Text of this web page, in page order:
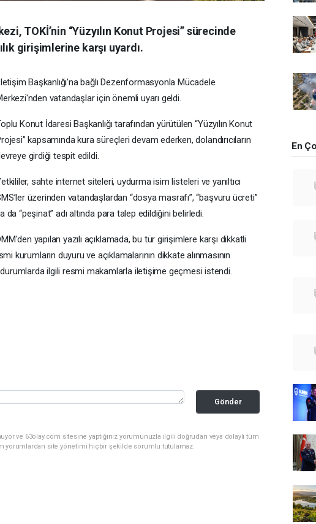
TOKİ’nin “Yüzyılın Konut Projesi” sürecinde
girişimlerine karşı uyardı.
Başkanlığı'na bağlı Dezenformasyonla Mücadele
vatandaşlar için önemli uyarı geldi.
Konut İdaresi Başkanlığı tarafından yürütülen “Yüzyılın Konut
kapsamında kura süreçleri devam ederken, dolandırıcıların
girdiği tespit edildi.
sahte internet siteleri, uydurma isim listeleri ve yanıltıcı
üzerinden vatandaşlardan “dosya masrafı”, “başvuru ücreti”
da “peşinat” adı altında para talep edildiğini belirledi.
yapılan yazılı açıklamada, bu tür girişimlere karşı dikkatli
kurumların duyuru ve açıklamalarının dikkate alınmasının
ilgili resmi makamlarla iletişime geçmesi istendi.
Gönder
ve 63olay.com sitesine yaptığınız yorumunuzla ilgili doğrudan veya dolaylı tüm
yorumlardan site yönetimi hiçbir şekilde sorumlu tutulamaz.
En